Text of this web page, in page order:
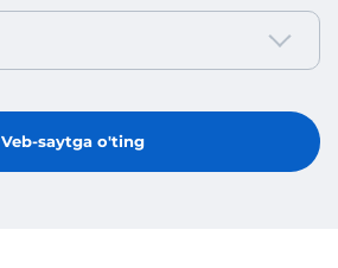
Veb-saytga o'ting